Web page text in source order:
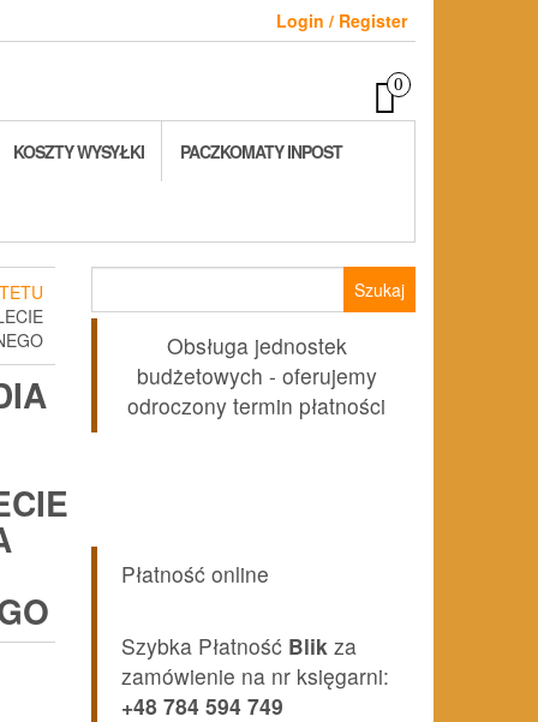
Login / Register
0
KOSZTY WYSYŁKI PACZKOMATY INPOST
Obsługa jednostek
budżetowych - oferujemy
odroczony termin płatności
Płatność online
Szybka Płatność Blik za
zamówienie na nr księgarni:
+48 784 594 749